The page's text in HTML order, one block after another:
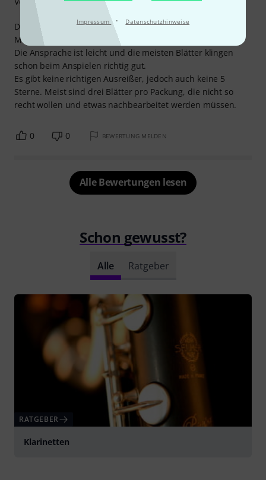
Impressum · Datenschutzhinweise
Die Blätter sind gut verarbeitet, aus ausgesucht gutem
Material.
Die Ansprache ist leicht und die meisten Blätter klingen
schon beim Anspielen richtig gut.
Es gibt keine richtigen Ausreißer, jedoch auch keine 5
Sterne. Meist sind drei Blätter pro Packung, die nicht so
recht wollen und etwas nachbearbeitet werden müssen.
0 0 BEWERTUNG MELDEN
Alle Bewertungen lesen
Schon gewusst?
Alle Ratgeber
RATGEBER
Klarinetten